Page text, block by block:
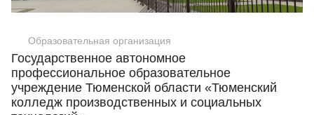
Образовательная организация
Государственное автономное
профессиональное образовательное
учреждение Тюменской области «Тюменский
колледж производственных и социальных